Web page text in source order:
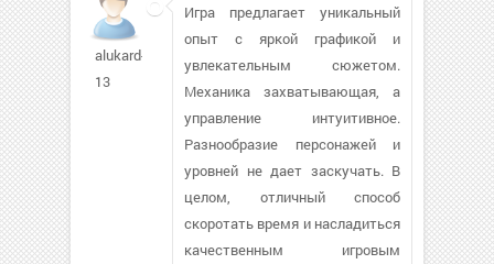
alukard-
13
Игра предлагает уникальный
опыт с яркой графикой и
увлекательным сюжетом.
Механика захватывающая, а
управление интуитивное.
Разнообразие персонажей и
уровней не дает заскучать. В
целом, отличный способ
скоротать время и насладиться
качественным игровым